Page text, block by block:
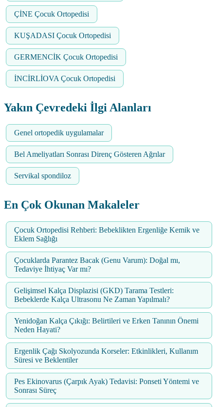
ÇİNE Çocuk Ortopedisi
KUŞADASI Çocuk Ortopedisi
GERMENCİK Çocuk Ortopedisi
İNCİRLİOVA Çocuk Ortopedisi
Yakın Çevredeki İlgi Alanları
Genel ortopedik uygulamalar
Bel Ameliyatları Sonrası Direnç Gösteren Ağrılar
Servikal spondiloz
En Çok Okunan Makaleler
Çocuk Ortopedisi Rehberi: Bebeklikten Ergenliğe Kemik ve
Eklem Sağlığı
Çocuklarda Parantez Bacak (Genu Varum): Doğal mı,
Tedaviye İhtiyaç Var mı?
Gelişimsel Kalça Displazisi (GKD) Tarama Testleri:
Bebeklerde Kalça Ultrasonu Ne Zaman Yapılmalı?
Yenidoğan Kalça Çıkığı: Belirtileri ve Erken Tanının Önemi
Neden Hayati?
Ergenlik Çağı Skolyozunda Korseler: Etkinlikleri, Kullanım
Süresi ve Beklentiler
Pes Ekinovarus (Çarpık Ayak) Tedavisi: Ponseti Yöntemi ve
Sonrası Süreç